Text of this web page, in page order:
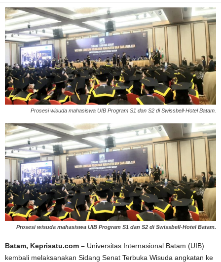
Prosesi wisuda mahasiswa UIB Program S1 dan S2 di Swissbell-Hotel Batam.
Prosesi wisuda mahasiswa UIB Program S1 dan S2 di Swissbell-Hotel Batam.
Batam, Keprisatu.com – Universitas Internasional Batam (UIB)
kembali melaksanakan Sidang Senat Terbuka Wisuda angkatan ke